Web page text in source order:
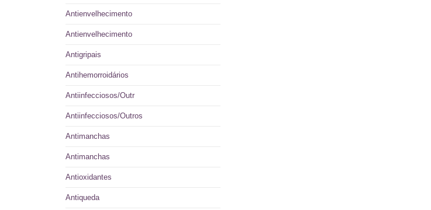
Antienvelhecimento
Antienvelhecimento
Antigripais
Antihemorroidários
Antiinfecciosos/Outr
Antiinfecciosos/Outros
Antimanchas
Antimanchas
Antioxidantes
Antiqueda